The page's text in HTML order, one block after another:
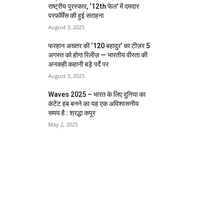
राष्ट्रीय पुरस्कार, ‘12th फेल’ में दमदार
परफॉर्मेंस की हुई सराहना
August 3, 2025
फरहान अख्तर की ‘120 बहादुर’ का टीज़र 5
अगस्त को होगा रिलीज़ — भारतीय वीरता की
अनकही कहानी बड़े पर्दे पर
August 3, 2025
Waves 2025 – भारत के लिए दुनिया का
कंटेंट हब बनने का यह एक अविश्वसनीय
समय है : श्रद्धा कपूर
May 2, 2025